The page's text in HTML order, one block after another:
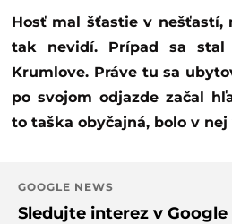
Hosť mal šťastie v nešťastí, no to, čo zažil, sa len
tak nevidí. Prípad sa
Krumlove. Práve tu sa
po svojom odjazde začal
to taška obyčajná, bolo v
GOOGLE NEWS
Sledujte interez v